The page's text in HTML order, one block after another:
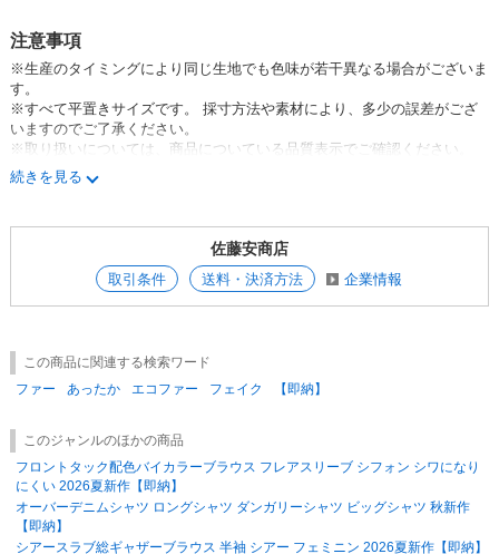
注意事項
※生産のタイミングにより同じ生地でも色味が若干異なる場合がございま
す。
※すべて平置きサイズです。 採寸方法や素材により、多少の誤差がござ
いますのでご了承ください。
※取り扱いについては、商品についている品質表示でご確認ください。
※素材感や色合いの表現には個人差があり、環境におり色合いが異なる場
合がございます。
実際のカラーと多少異なる場合がございます。
※ご使用のパソコンのモニター環境により、 実物のカラーと異なって見
える場合があります。
※色味が異なる等のクレームはお受けできません。 ご了承の上ご注文を
お願い致します
います。 完売の際はご了承ください。
続きを見る
佐藤安商店
取引条件 送料・決済方法 企業情報
この商品に関連する検索ワード
ファー
あったか エコファー フェイク 【即納】
このジャンルのほかの商品
フロントタック配色バイカラーブラウス フレアスリーブ シフォン シワになり
にくい 2026夏新作【即納】
オーバーデニムシャツ ロングシャツ ダンガリーシャツ ビッグシャツ 秋新作
【即納】
シアースラブ総ギャザーブラウス 半袖 シアー フェミニン 2026夏新作【即納】